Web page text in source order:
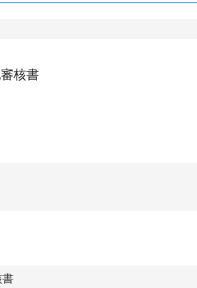
核書
書